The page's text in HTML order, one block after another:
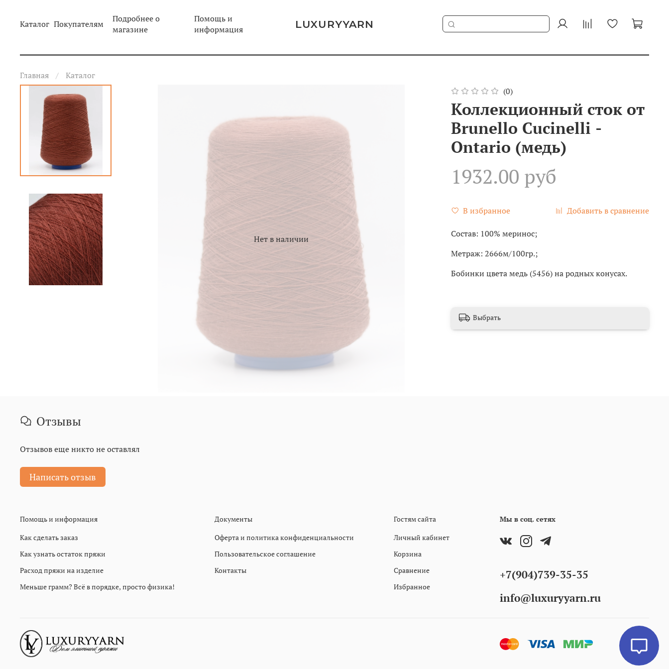
LUXURYYARN
Каталог Покупателям
Подробнее о
магазине
Помощь и
информация
Главная Каталог
Нет в наличии
(0)
Коллекционный сток от
Brunello Cucinelli -
Ontario (медь)
1932.00 руб
В избранное Добавить в сравнение
Состав: 100% меринос;
Метраж: 2666м/100гр.;
Бобинки цвета медь (5456)на родных конусах.
Выбрать
Отзывы
Отзывов еще никто не оставлял
Написать отзыв
Помощь и информация
Как сделать заказ
Как узнать остаток пряжи
Расход пряжи на изделие
Меньше грамм? Всё в порядке, просто физика!
Документы
Оферта и политика конфиденциальности
Пользовательское соглашение
Контакты
Гостям сайта
Личный кабинет
Корзина
Сравнение
Избранное
Мы в соц. сетях
+7(904)739-35-35
info@luxuryyarn.ru